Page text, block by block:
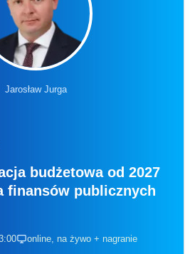
Jarosław Jurga
budżetowa od 2027
finansów publicznych
online, na żywo + nagranie